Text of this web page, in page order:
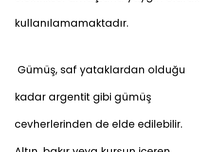
kullanılamamaktadır.
kadar argentit gibi gümüş
cevherlerinden de elde edilebilir.